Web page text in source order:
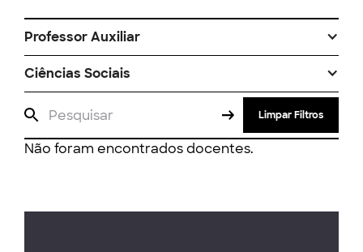
Professor Auxiliar
Ciências Sociais
Limpar Filtros
Não foram encontrados docentes.